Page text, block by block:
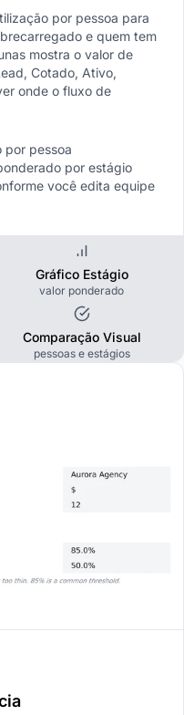
por pessoa para
e quem tem
mostra o valor de
Cotado, Ativo,
onde o fluxo de
por pessoa
por estágio
você edita equipe
Gráfico Estágio
valor ponderado
Comparação Visual
pessoas e estágios